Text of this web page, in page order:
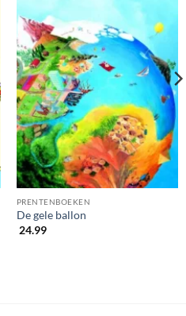
PRENTENBOEKEN
De gele ballon
24.99